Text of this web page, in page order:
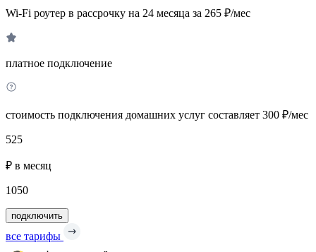
Wi-Fi роутер в рассрочку на 24 месяца за 265 ₽/мес
платное подключение
стоимость подключения домашних услуг составляет 300 ₽/мес
525
₽ в месяц
1050
подключить
все тарифы